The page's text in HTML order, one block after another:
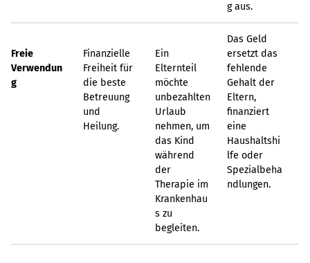
g aus.
Freie
Verwendun
g
Finanzielle
Freiheit für
die beste
Betreuung
und
Heilung.
Ein
Elternteil
möchte
unbezahlten
Urlaub
nehmen, um
das Kind
während
der
Therapie im
Krankenhau
s zu
begleiten.
Das Geld
ersetzt das
fehlende
Gehalt der
Eltern,
finanziert
eine
Haushaltshi
lfe oder
Spezialbeha
ndlungen.